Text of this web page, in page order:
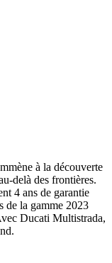
à la découverte
delà des frontières.
4 ans de garantie
de la gamme 2023
Ducati Multistrada,